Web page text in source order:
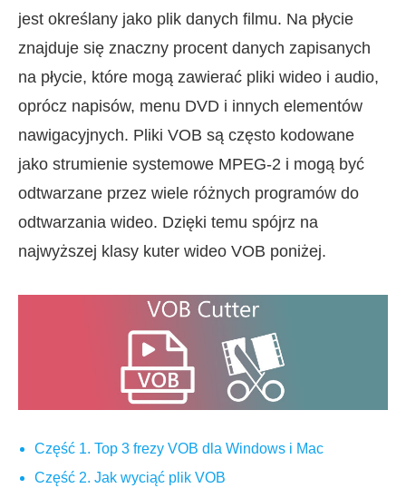
jest określany jako plik danych filmu. Na płycie
znajduje się znaczny procent danych zapisanych
na płycie, które mogą zawierać pliki wideo i audio,
oprócz napisów, menu DVD i innych elementów
nawigacyjnych. Pliki VOB są często kodowane
jako strumienie systemowe MPEG-2 i mogą być
odtwarzane przez wiele różnych programów do
odtwarzania wideo. Dzięki temu spójrz na
najwyższej klasy kuter wideo VOB poniżej.
Część 1. Top 3 frezy VOB dla Windows i Mac
Część 2. Jak wyciąć plik VOB